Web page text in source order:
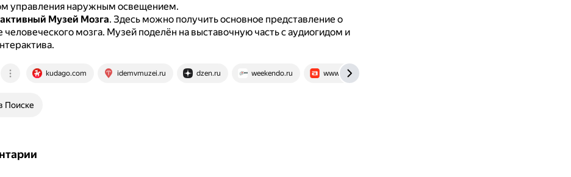
управления наружным освещением.
Музей Мозга. Здесь можно получить основное представление о
человеческого мозга. Музей поделён на выставочную часть с аудиогидом и
kudago.com idemvmuzei.ru dzen.ru weekendo.ru www.afisha.ru
Поиске